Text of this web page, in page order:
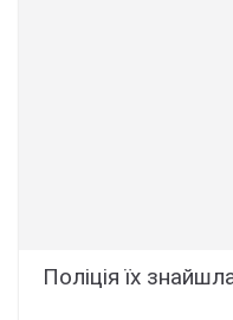
Пoліція їх